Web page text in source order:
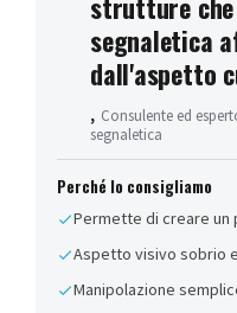
segnaletica
dall'aspetto
, Consulente ed
segnaletica
Perché lo consigliamo
Permette di creare un
Aspetto visivo sobrio
Manipolazione